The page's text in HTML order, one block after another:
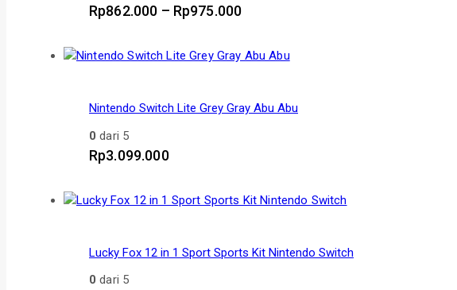
Rp862.000 – Rp975.000Rentang
Rp862.000
Nintendo Switch Lite Grey Gray Abu Abu
0 dari 5
Rp3.099.000
Lucky Fox 12 in 1 Sport Sports Kit Nintendo Switch
0 dari 5